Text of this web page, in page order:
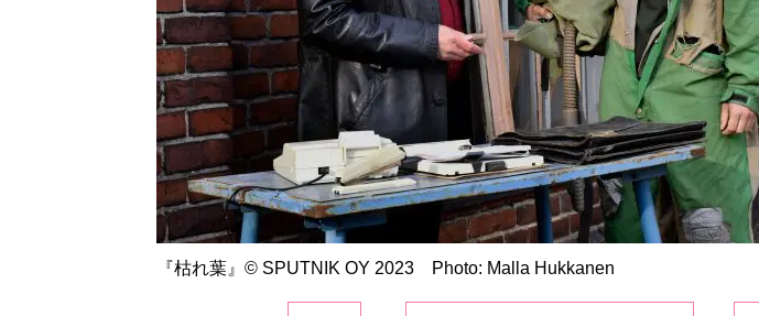
『枯れ葉』© SPUTNIK OY 2023 Photo: Malla Hukkanen